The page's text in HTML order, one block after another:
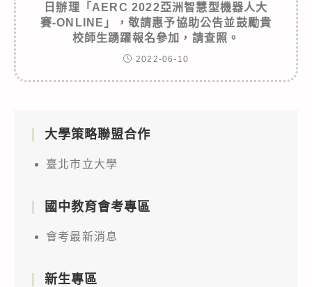
日辦理「AERC 2022亞洲智慧型機器人大
賽-ONLINE」，敬請惠予協助公告並鼓勵貴
校師生踴躍報名參加，請查照。
2022-06-10
大學策略聯盟合作
臺北市立大學
國中教育會考專區
會考最新消息
新生專區